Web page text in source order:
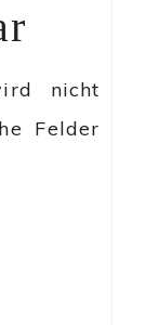
nicht
Felder